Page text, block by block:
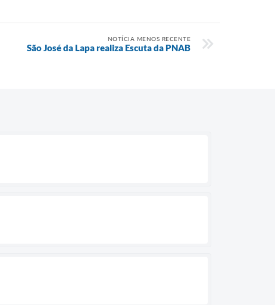
NOTÍCIA MENOS RECENTE
São José da Lapa realiza Escuta da PNAB